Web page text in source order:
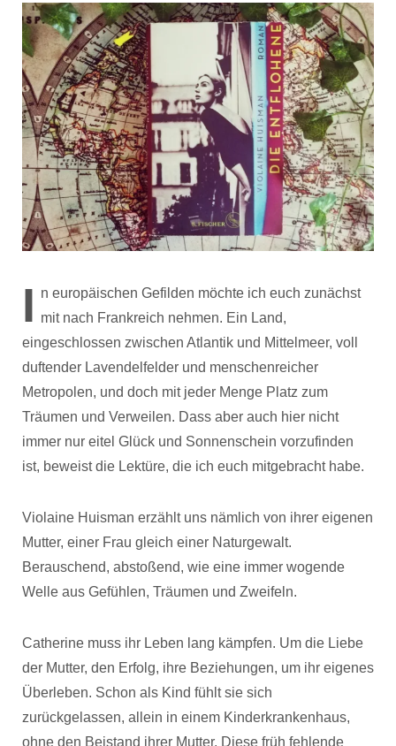
I n europäischen Gefilden möchte ich euch zunächst
mit nach Frankreich nehmen. Ein Land,
eingeschlossen zwischen Atlantik und Mittelmeer, voll
duftender Lavendelfelder und menschenreicher
Metropolen, und doch mit jeder Menge Platz zum
Träumen und Verweilen. Dass aber auch hier nicht
immer nur eitel Glück und Sonnenschein vorzufinden
ist, beweist die Lektüre, die ich euch mitgebracht habe.
Violaine Huisman erzählt uns nämlich von ihrer eigenen
Mutter, einer Frau gleich einer Naturgewalt.
Berauschend, abstoßend, wie eine immer wogende
Welle aus Gefühlen, Träumen und Zweifeln.
Catherine muss ihr Leben lang kämpfen. Um die Liebe
der Mutter, den Erfolg, ihre Beziehungen, um ihr eigenes
Überleben. Schon als Kind fühlt sie sich
zurückgelassen, allein in einem Kinderkrankenhaus,
ohne den Beistand ihrer Mutter. Diese früh fehlende